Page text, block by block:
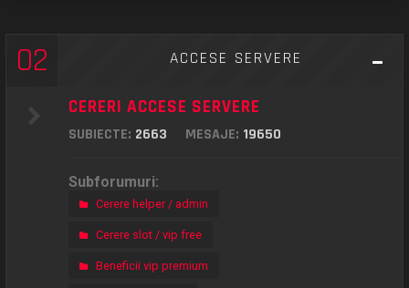
02 ACCESE SERVERE
CERERI ACCESE SERVERE
SUBIECTE: 2663 MESAJE: 19650
Subforumuri:
Cerere helper / admin
Cerere slot / vip free
Beneficii vip premium